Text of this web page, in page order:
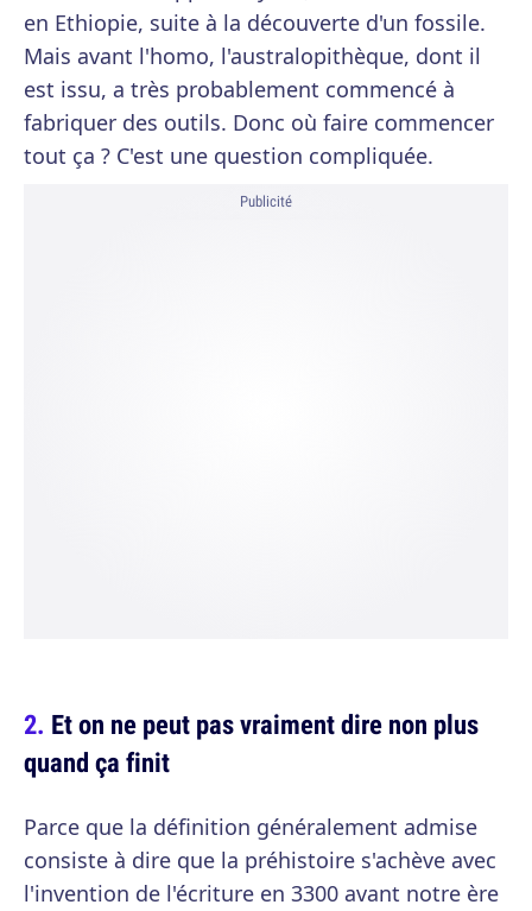
en Ethiopie, suite à la découverte d'un fossile.
Mais avant l'homo, l'australopithèque, dont il
est issu, a très probablement commencé à
fabriquer des outils. Donc où faire commencer
tout ça ? C'est une question compliquée.
Publicité
Et on ne peut pas vraiment dire non plus
quand ça finit
Parce que la définition généralement admise
consiste à dire que la préhistoire s'achève avec
l'invention de l'écriture en 3300 avant notre ère